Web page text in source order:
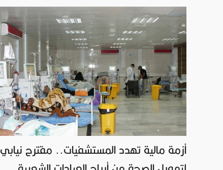
أزمة مالية تهدد المستشفيات.. مقترح نيابي